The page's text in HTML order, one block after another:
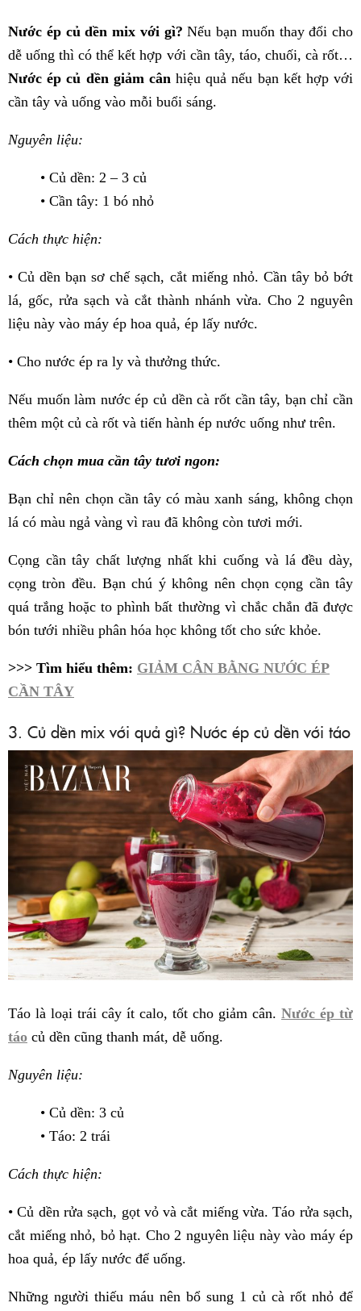
Nước ép củ dền mix với gì? Nếu bạn muốn thay đổi cho
dễ uống thì có thể kết hợp với cần tây, táo, chuối, cà rốt…
Nước ép củ dền giảm cân hiệu quả nếu bạn kết hợp với
cần tây và uống vào mỗi buổi sáng.
Nguyên liệu:
• Củ dền: 2 – 3 củ
• Cần tây: 1 bó nhỏ
Cách thực hiện:
• Củ dền bạn sơ chế sạch, cắt miếng nhỏ. Cần tây bỏ bớt
lá, gốc, rửa sạch và cắt thành nhánh vừa. Cho 2 nguyên
liệu này vào máy ép hoa quả, ép lấy nước.
• Cho nước ép ra ly và thưởng thức.
Nếu muốn làm nước ép củ dền cà rốt cần tây, bạn chỉ cần
thêm một củ cà rốt và tiến hành ép nước uống như trên.
Cách chọn mua cần tây tươi ngon:
Bạn chỉ nên chọn cần tây có màu xanh sáng, không chọn
lá có màu ngả vàng vì rau đã không còn tươi mới.
Cọng cần tây chất lượng nhất khi cuống và lá đều dày,
cọng tròn đều. Bạn chú ý không nên chọn cọng cần tây
quá trắng hoặc to phình bất thường vì chắc chắn đã được
bón tưới nhiều phân hóa học không tốt cho sức khỏe.
>>> Tìm hiểu thêm: GIẢM CÂN BẰNG NƯỚC ÉP
CẦN TÂY
3. Củ dền mix với quả gì? Nước ép củ dền với táo
Táo là loại trái cây ít calo, tốt cho giảm cân. Nước ép từ
táo củ dền cũng thanh mát, dễ uống.
Nguyên liệu:
• Củ dền: 3 củ
• Táo: 2 trái
Cách thực hiện:
• Củ dền rửa sạch, gọt vỏ và cắt miếng vừa. Táo rửa sạch,
cắt miếng nhỏ, bỏ hạt. Cho 2 nguyên liệu này vào máy ép
hoa quả, ép lấy nước để uống.
Những người thiếu máu nên bổ sung 1 củ cà rốt nhỏ để